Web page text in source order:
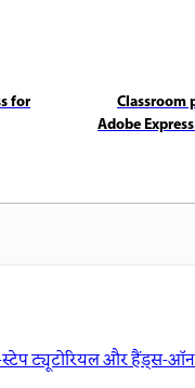
for
Classroom
Adobe
ट्यूटोरियल और हैंड्स-ऑन